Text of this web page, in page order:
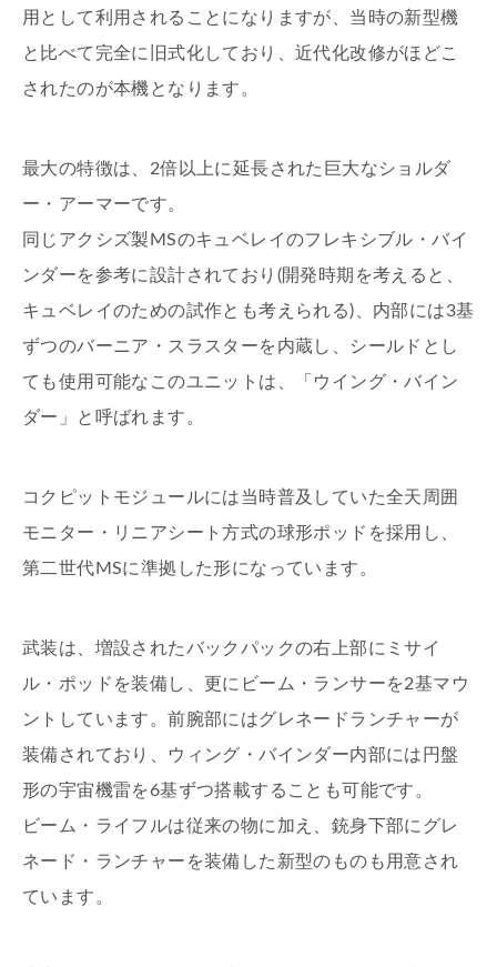
用として利用されることになりますが、当時の新型機
と比べて完全に旧式化しており、近代化改修がほどこ
されたのが本機となります。
最大の特徴は、2倍以上に延長された巨大なショルダ
ー・アーマーです。
同じアクシズ製MSのキュベレイのフレキシブル・バイ
ンダーを参考に設計されており(開発時期を考えると、
キュベレイのための試作とも考えられる)、内部には3基
ずつのバーニア・スラスターを内蔵し、シールドとし
ても使用可能なこのユニットは、「ウイング・バイン
ダー」と呼ばれます。
コクピットモジュールには当時普及していた全天周囲
モニター・リニアシート方式の球形ポッドを採用し、
第二世代MSに準拠した形になっています。
武装は、増設されたバックパックの右上部にミサイ
ル・ポッドを装備し、更にビーム・ランサーを2基マウ
ントしています。前腕部にはグレネードランチャーが
装備されており、ウィング・バインダー内部には円盤
形の宇宙機雷を6基ずつ搭載することも可能です。
ビーム・ライフルは従来の物に加え、銃身下部にグレ
ネード・ランチャーを装備した新型のものも用意され
ています。